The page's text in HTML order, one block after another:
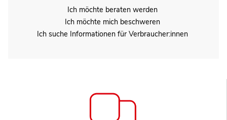
Ich möchte beraten werden
Ich möchte mich beschweren
Ich suche Informationen für Verbraucher:innen